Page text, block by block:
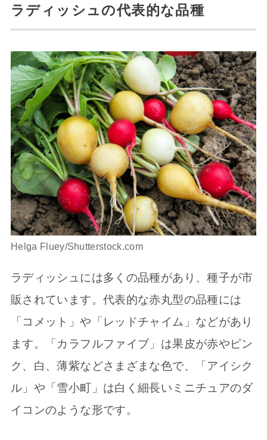
ラディッシュの代表的な品種
Helga Fluey/Shutterstock.com
ラディッシュには多くの品種があり、種子が市
販されています。代表的な赤丸型の品種には
「コメット」や「レッドチャイム」などがあり
ます。「カラフルファイブ」は果皮が赤やピン
ク、白、薄紫などさまざまな色で、「アイシク
ル」や「雪小町」は白く細長いミニチュアのダ
イコンのような形です。